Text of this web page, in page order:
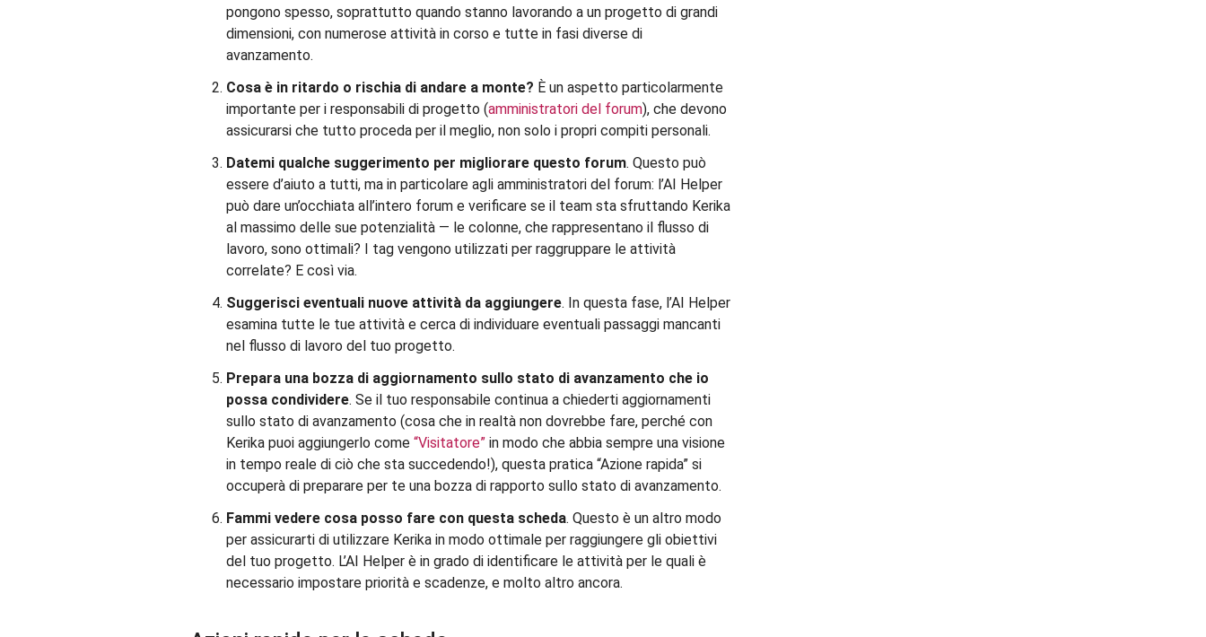
pongono spesso, soprattutto quando stanno lavorando a un progetto di grandi
dimensioni, con numerose attività in corso e tutte in fasi diverse di
avanzamento.
Cosa è in ritardo o rischia di andare a monte? È un aspetto particolarmente
importante per i responsabili di progetto (amministratori del forum), che devono
assicurarsi che tutto proceda per il meglio, non solo i propri compiti personali.
Datemi qualche suggerimento per migliorare questo forum. Questo può
essere d’aiuto a tutti, ma in particolare agli amministratori del forum: l’AI Helper
può dare un’occhiata all’intero forum e verificare se il team sta sfruttando Kerika
al massimo delle sue potenzialità — le colonne, che rappresentano il flusso di
lavoro, sono ottimali? I tag vengono utilizzati per raggruppare le attività
correlate? E così via.
Suggerisci eventuali nuove attività da aggiungere. In questa fase, l’AI Helper
esamina tutte le tue attività e cerca di individuare eventuali passaggi mancanti
nel flusso di lavoro del tuo progetto.
Prepara una bozza di aggiornamento sullo stato di avanzamento che io
possa condividere. Se il tuo responsabile continua a chiederti aggiornamenti
sullo stato di avanzamento (cosa che in realtà non dovrebbe fare, perché con
Kerika puoi aggiungerlo come “Visitatore” in modo che abbia sempre una visione
in tempo reale di ciò che sta succedendo!), questa pratica “Azione rapida” si
occuperà di preparare per te una bozza di rapporto sullo stato di avanzamento.
Fammi vedere cosa posso fare con questa scheda. Questo è un altro modo
per assicurarti di utilizzare Kerika in modo ottimale per raggiungere gli obiettivi
del tuo progetto. L’AI Helper è in grado di identificare le attività per le quali è
necessario impostare priorità e scadenze, e molto altro ancora.